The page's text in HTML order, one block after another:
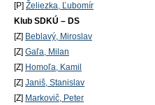
[P] Želiezka, Ľubomír
Klub SDKÚ – DS
[Z] Beblavý, Miroslav
[Z] Gaľa, Milan
[Z] Homoľa, Kamil
[Z] Janiš, Stanislav
[Z] Markovič, Peter